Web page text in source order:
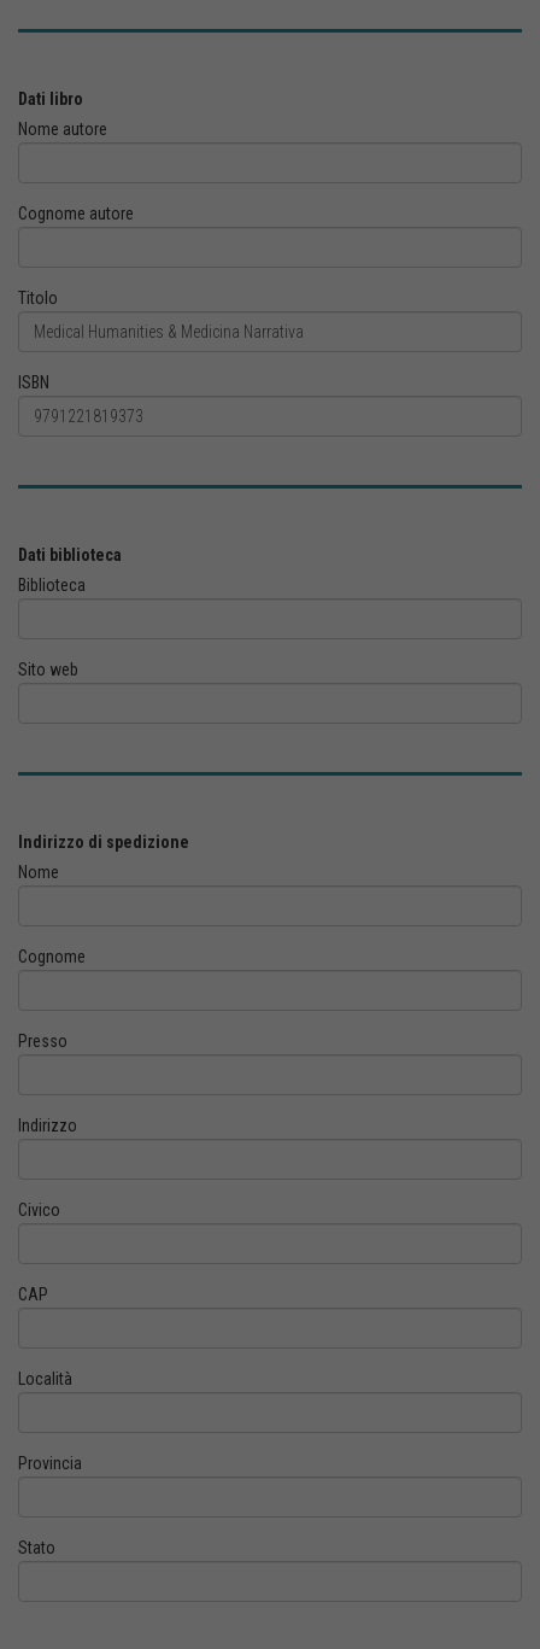
Dati libro
Nome autore
Cognome autore
Titolo
ISBN
Dati biblioteca
Biblioteca
Sito web
Indirizzo di spedizione
Nome
Cognome
Presso
Indirizzo
Civico
CAP
Località
Provincia
Stato